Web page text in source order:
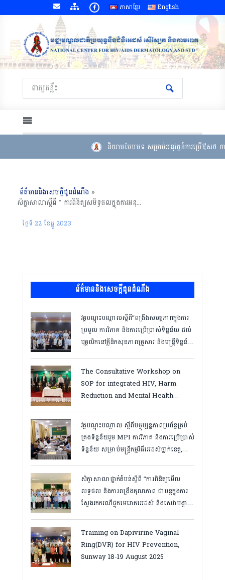
ភាសាខ្មែរ English
និយាមបែបបទ សម្រាប់អនុវត្តន៍ការប្រើឳសថ
ព័ត៌មាននិងសេចក្តីជូនដំណឹង »
សិក្ខាសាលាស្តីពី “ ការពិនិត្យសមិទ្ធផលក្នុងការអនុវត្តសកម្មភាព ឆ្នាំ ២០២៣ និងការរៀប​ចំ​​ផែនការ​ប្រតិបត្តិសម្រាប់កម្មវិធីបង្ការ ថែទាំ និងព្យាបាលជំងឺអេដស៍ និងជំងឺកាមរោគ ក្នុងវិស័យសុខាភិបាល ឆ្នាំ ២០២៤ ”, ខេត្តសៀមរាប
ថ្ងៃទី 22 ខែ​ធ្នូ 2023
ព័ត៌មាននិងសេចក្តីជូនដំណឹង
វគ្គបណ្ដុះបណ្ដាលស្តីពី”ពង្រឹងសមត្ថភាពក្នុងការ
ប្រមូល ការវិភាគ និងការប្រើប្រាស់ទិន្នន័យ ដល់
បុគ្គលិកនៅគ្លីនិកសុខភាពគ្រួសារ និងមន្ត្រីទិន្នន័យ
ឆ្នាំ២០២៦
The Consultative Workshop on
SOP for integrated HIV, Harm
Reduction and Mental Health
វគ្គបណ្ដុះបណ្តាល ស្តីពីបច្ចុប្បន្នភាពប្រព័ន្ធគ្រប់
គ្រងទិន្នន័យរួម MPI ការវិភាគ និងការប្រើប្រាស់
ទិន្នន័យ សម្រាប់មន្រ្តីកម្មវិធីអេដស៍ថ្នាក់ខេត្ត,
សិក្ខាសាលាថ្នាក់តំបន់ស្តីពី “ការពិនិត្យមើល
លទ្ធផល និងការពង្រឹងគុណភាព ជាបន្តក្នុងការ
ស្វែងរកករណីផ្ទុកមេរោគអេដស៍ និងសេវាបង្ការ
សម្រេចគោលដៅ ៩៥-៩៥-៩៥”, តាកែវ
ថ្ងៃទី១២-១៣ សីហា ២០២៥
Training on Dapivirine Vaginal
Ring(DVR) for HIV Prevention,
Sunway 18-19 August 2025